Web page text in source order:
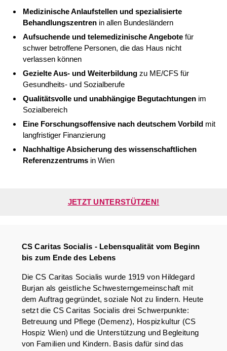
Medizinische Anlaufstellen und spezialisierte
Behandlungszentren in allen Bundesländern
Aufsuchende und telemedizinische Angebote für
schwer betroffene Personen, die das Haus nicht
verlassen können
Gezielte Aus- und Weiterbildung zu ME/CFS für
Gesundheits- und Sozialberufe
Qualitätsvolle und unabhängige Begutachtungen im
Sozialbereich
Eine Forschungsoffensive nach deutschem Vorbild mit
langfristiger Finanzierung
Nachhaltige Absicherung des wissenschaftlichen
Referenzzentrums in Wien
JETZT UNTERSTÜTZEN!
CS Caritas Socialis - Lebensqualität vom Beginn
bis zum Ende des Lebens
Die CS Caritas Socialis wurde 1919 von Hildegard
Burjan als geistliche Schwesterngemeinschaft mit
dem Auftrag gegründet, soziale Not zu lindern. Heute
setzt die CS Caritas Socialis drei Schwerpunkte:
Betreuung und Pflege (Demenz), Hospizkultur (CS
Hospiz Wien) und die Unterstützung und Begleitung
von Familien und Kindern. Basis dafür sind das